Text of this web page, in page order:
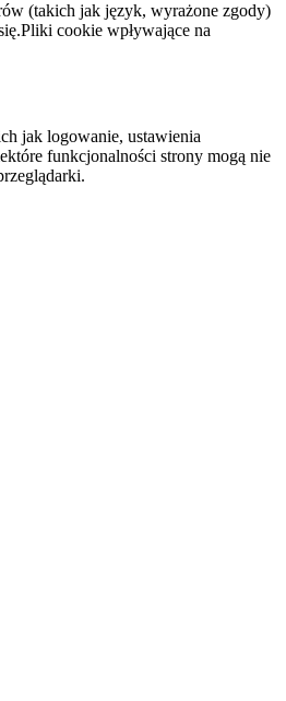
(takich jak język, wyrażone zgody)
cookie wpływające na
jak logowanie, ustawienia
funkcjonalności strony mogą nie